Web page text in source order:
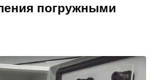
погружными